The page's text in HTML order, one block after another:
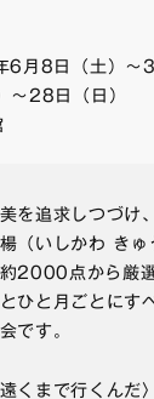
月8日（土）～
28日（日）
を追求しつづけ
楊（いしかわ き
約2000点から厳
ひと月ごとにす
です。
くまで行くんだ